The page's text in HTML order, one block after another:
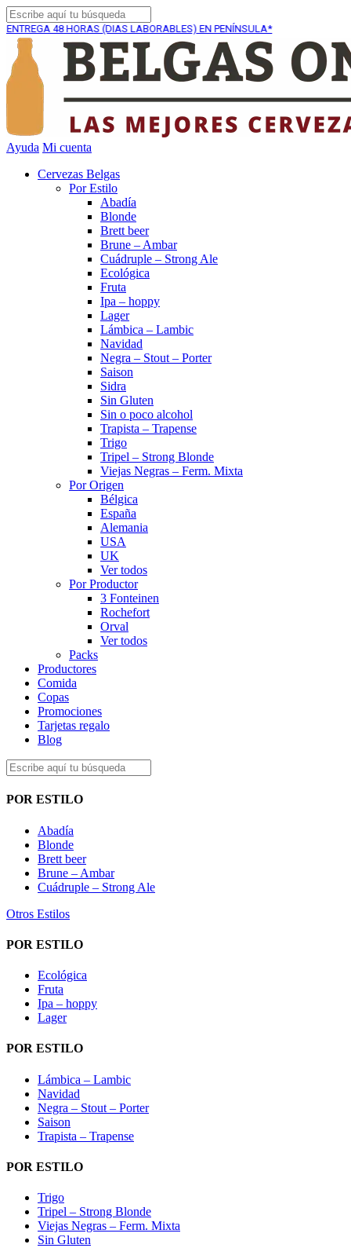
48 HORAS (DIAS LABORABLES) EN PENÍNSULA*
Ayuda Mi cuenta
Cervezas Belgas
Por Estilo
Abadía
Blonde
Brett beer
Brune – Ambar
Cuádruple – Strong Ale
Ecológica
Fruta
Ipa – hoppy
Lager
Lámbica – Lambic
Navidad
Negra – Stout – Porter
Saison
Sidra
Sin Gluten
Sin o poco alcohol
Trapista – Trapense
Trigo
Tripel – Strong Blonde
Viejas Negras – Ferm. Mixta
Por Origen
Bélgica
España
Alemania
USA
UK
Ver todos
Por Productor
3 Fonteinen
Rochefort
Orval
Ver todos
Packs
Productores
Comida
Copas
Promociones
Tarjetas regalo
Blog
POR ESTILO
Abadía
Blonde
Brett beer
Brune – Ambar
Cuádruple – Strong Ale
Otros Estilos
POR ESTILO
Ecológica
Fruta
Ipa – hoppy
Lager
POR ESTILO
Lámbica – Lambic
Navidad
Negra – Stout – Porter
Saison
Trapista – Trapense
POR ESTILO
Trigo
Tripel – Strong Blonde
Viejas Negras – Ferm. Mixta
Sin Gluten